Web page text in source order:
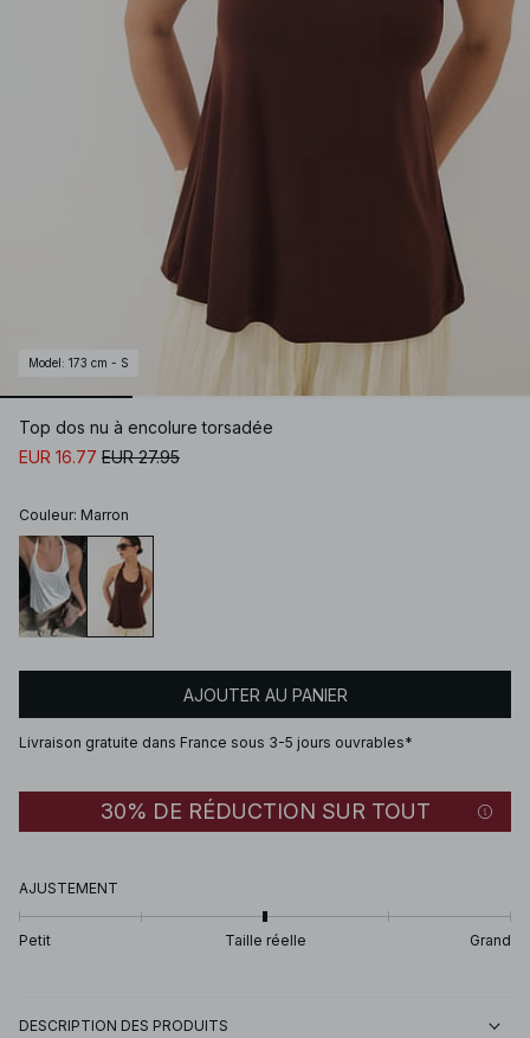
Model : 173 cm - S
Top dos nu à encolure torsadée
EUR 16.77 EUR 27.95
Couleur: Marron
AJOUTER AU PANIER
Livraison gratuite dans France sous 3-5 jours ouvrables*
30% DE RÉDUCTION SUR TOUT
AJUSTEMENT
Petit Taille réelle Grand
DESCRIPTION DES PRODUITS